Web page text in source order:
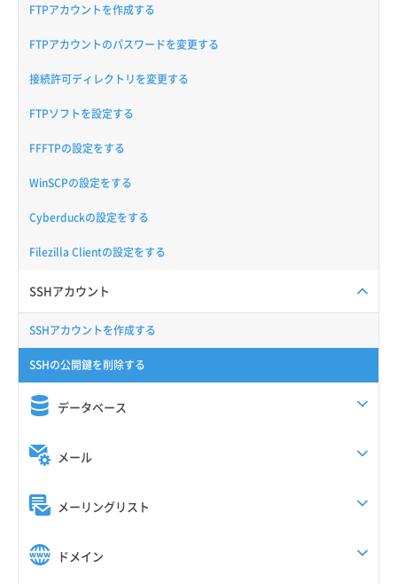
FTPアカウントを作成する
FTPアカウントのパスワードを変更する
接続許可ディレクトリを変更する
FTPソフトを設定する
FFFTPの設定をする
WinSCPの設定をする
Cyberduckの設定をする
Filezilla Clientの設定をする
SSHアカウント
SSHアカウントを作成する
SSHの公開鍵を削除する
データベース
メール
メーリングリスト
ドメイン